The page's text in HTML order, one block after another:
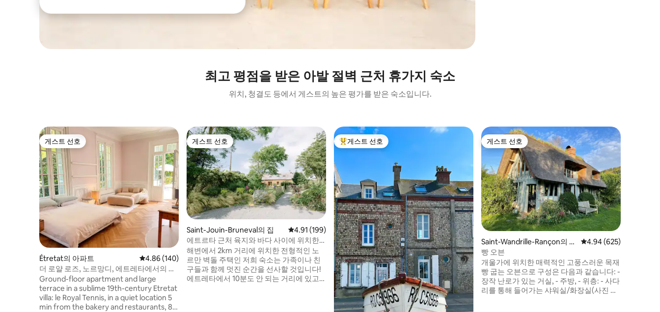
최고 평점을 받은 아발 절벽 근처 휴가지 숙소
위치, 청결도 등에서 게스트의 높은 평가를 받은 숙소입니다.
게스트 선호
게스트 선호
Étretat의 아파트 평점 4.86점(5점 만점), 후기 140개
4.86 (140)
더 로얄 로즈, 노르망디, 에트레타에서의 시
크한 휴가
Ground-floor apartment and large
terrace in a sublime 19th-century Etretat
villa: le Royal Tennis, in a quiet location 5
min from the bakery and restaurants, 8
게스트 선호
게스트 선호
Saint-Jouin-Bruneval의 집 평점 4.91점(5점 만점), 후기 199개
4.91 (199)
에트르타 근처 육지와 바다 사이에 위치한
숙소
해변에서 2km 거리에 위치한 전형적인 노
르만 벽돌 주택인 저희 숙소는 가족이나 친
구들과 함께 멋진 순간을 선사할 것입니다!
에트레타에서 10분도 안 되는 거리에 있고
상위 게스트 선호
게스트 선호 게스트 선호
게스트 선호
Saint-Wandrille-Rançon의 별
장
평점 4.94점(5점 만점),
4.94 (625)
빵 오븐
개울가에 위치한 매력적인 고풍스러운 목재
빵 굽는 오븐으로 구성은 다음과 같습니다: -
장작 난로가 있는 거실, - 주방, - 위층: - 사다
리를 통해 들어가는 샤워실/화장실(사진 참